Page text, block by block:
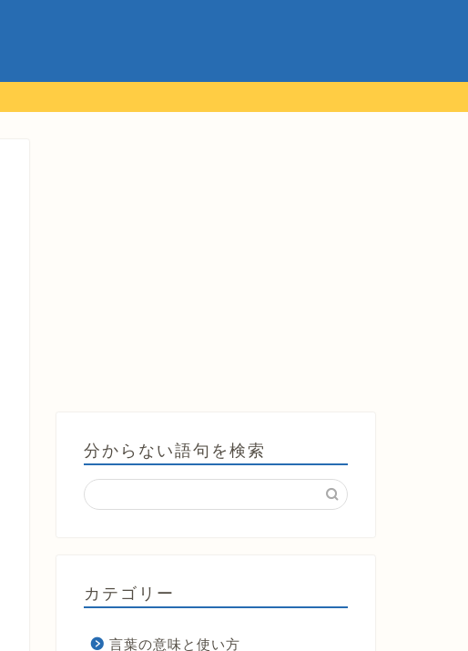
分からない語句を検索
カテゴリー
言葉の意味と使い方